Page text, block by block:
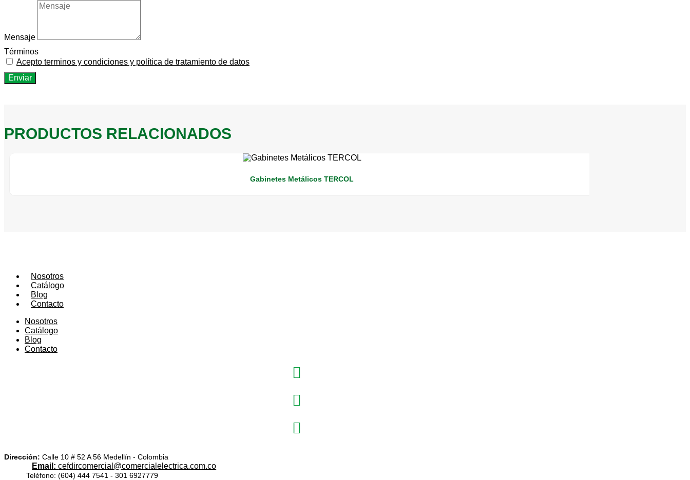
Mensaje
Términos
Acepto terminos y condiciones y política de tratamiento de datos
Enviar
PRODUCTOS RELACIONADOS
Gabinetes Metálicos TERCOL
Nosotros
Catálogo
Blog
Contacto
Nosotros
Catálogo
Blog
Contacto
Dirección: Calle 10 # 52 A 56 Medellín - Colombia
Email:cefdircomercial@comercialelectrica.com.co
Teléfono: (604) 444 7541 - 301 6927779